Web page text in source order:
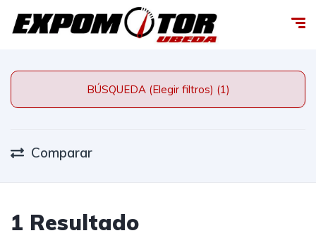
BÚSQUEDA (Elegir filtros) (1)
Comparar
1 Resultado